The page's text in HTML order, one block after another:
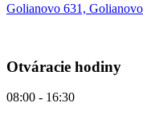
Golianovo 631, Golianovo
Otváracie hodiny
08:00 - 16:30